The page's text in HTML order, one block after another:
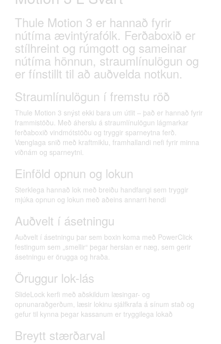
Thule Motion 3 er hannað fyrir
nútíma ævintýrafólk. Ferðaboxið er
stílhreint og rúmgott og sameinar
nútíma hönnun, straumlínulögun og
er fínstillt til að auðvelda notkun.
Straumlínulögun í fremstu röð
Thule Motion 3 snýst ekki bara um útlit – það er hannað fyrir
frammistöðu. Með áherslu á straumlínulögun lágmarkar
ferðaboxið vindmótstöðu og tryggir sparneytna ferð.
Vænglaga snið með kraftmiklu, framhallandi nefi fyrir minna
viðnám og sparneytni.
Einföld opnun og lokun
Sterklega hannað lok með breiðu handfangi sem tryggir
mjúka opnun og lokun með aðeins annarri hendi
Auðvelt í ásetningu
Auðvelt í ásetningu þar sem boxin koma með PowerClick
festingum sem „smellir“ þegar herslan er næg, sem gerir
ásetningu er örugga og hraða.
Öruggur lok-lás
SlideLock kerfi með aðskildum læsingar- og
opnunaraðgerðum, læsir lokinu sjálfkrafa á sínum stað og
gefur til kynna þegar kassanum er tryggilega lokað
Breytt stærðarval